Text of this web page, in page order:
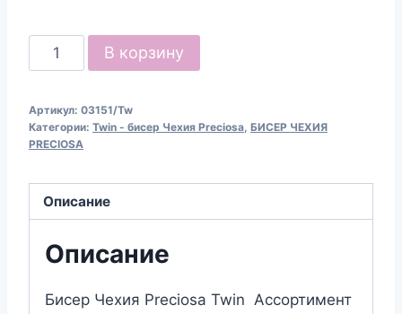
Количество
товара
Чехия
Preciosa
В корзину
Артикул: 03151/Tw
Категории: Twin - бисер Чехия Preciosa БИСЕР ЧЕХИЯ
PRECIOSA
Описание
Описание
Бисер Чехия Preciosa Twin Ассортимент